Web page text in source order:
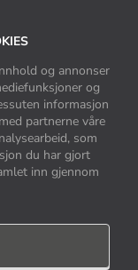
og annonser
og
informasjon
partnerne våre
som
du har gjort
inn gjennom